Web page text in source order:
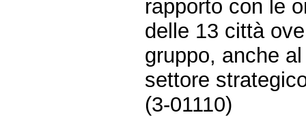
rapporto con le
delle 13 città
gruppo, anche
settore
(3-01110)